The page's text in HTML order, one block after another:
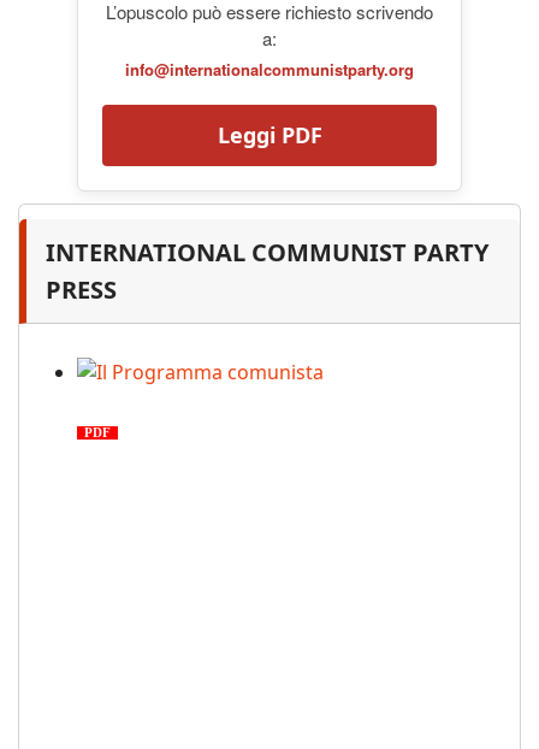
L’opuscolo può essere richiesto scrivendo
a:
info@internationalcommunistparty.org
Leggi PDF
INTERNATIONAL COMMUNIST PARTY
PRESS
PDF